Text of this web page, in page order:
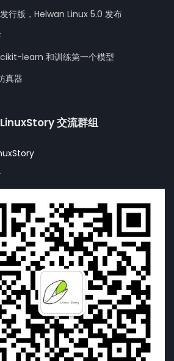
行版，Helwan Linux 5.0 发布
learn 和训练第一个模型
真器
交流群组